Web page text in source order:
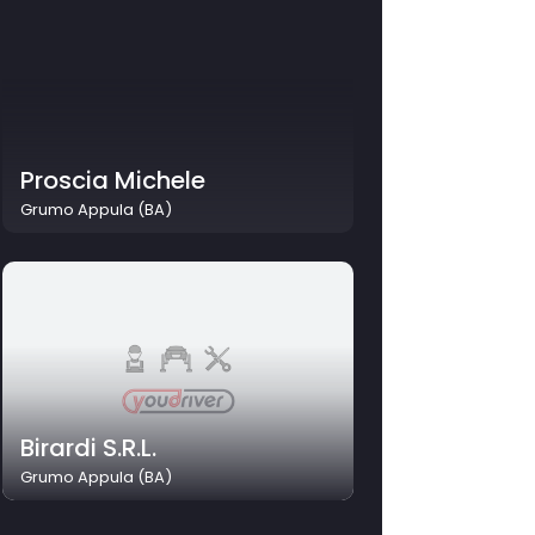
Proscia Michele
Grumo Appula (BA)
Birardi S.R.L.
Grumo Appula (BA)